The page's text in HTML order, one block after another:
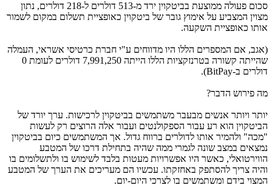
סכום פעולה ממוצעת בביטקוין ירד מ-513 דולרים ל-218 דולרים, נתון
מצוין המצביע על אימוץ גובר של ביטקוין כאופציית תשלום במקום לשמור
אותו כאופציית השקעה.
(אגב, אם המספרים הללו היו מדווחים ע"י חברת כרטיסי אשראי, העמלה
שהייתה קשורה בטרנזקציות הללו הייתה 7,991,250 דולרים לעומת 0
דולרים ב-BitPay).
מה פירוש הדבר?
יותר ויותר אנשים מבעבר משתמשים בביטקוין לרכישות. ערך יורד של
הביטקוין הוא רע עבור הספקולנטים ועבור אלה הרוצים רק לעשות
"מכה" ולהמיר אותו לדולרים ברווח גדול. אך המשתמשים כיום בביטקוין
נמצאים במצב שונה לגמרי ממה שהיה בתחילת דרכו של המטבע
הווירטואלי, כאשר היו אפשרויות מעטות בלבד לשימוש בו ולתשלומים בו
והיה צריך להסתפק באחזקתו. עכשיו הם מעריכים את הערך של המטבע
המצוי בידם ומשתמשים בו לצרכי היום-יום.